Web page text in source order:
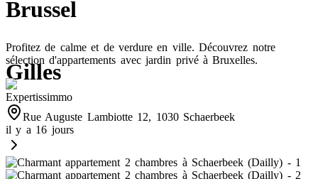
Brussel
Gilles
Profitez de calme et de verdure en ville. Découvrez notre
sélection d'appartements avec jardin privé à Bruxelles.
Expertissimmo
Rue Auguste Lambiotte 12, 1030 Schaerbeek
il y a 16 jours